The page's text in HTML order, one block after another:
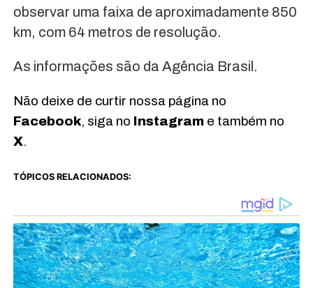
observar uma faixa de aproximadamente 850
km, com 64 metros de resolução.
As informações são da Agência Brasil.
Não deixe de curtir nossa página no
Facebook, siga no Instagrame também no
X.
TÓPICOS RELACIONADOS: